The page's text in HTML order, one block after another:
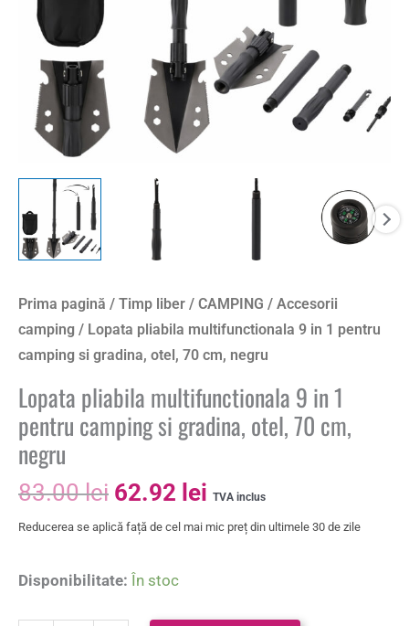
Prima pagină / Timp liber / CAMPING / Accesorii
camping / Lopata pliabila multifunctionala 9 in 1 pentru
camping si gradina, otel, 70 cm, negru
Lopata pliabila multifunctionala 9 in 1
pentru camping si gradina, otel, 70 cm,
negru
83.00lei 62.92 lei TVA inclus
Reducerea se aplică față de cel mai mic preț din ultimele 30 de zile
Disponibilitate: În stoc
camping
gradina,
otel,
cm,